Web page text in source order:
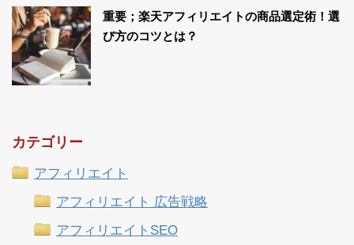
重要；楽天アフィリエイトの商品選定術！選
び方のコツとは？
カテゴリー
アフィリエイト
アフィリエイト 広告戦略
アフィリエイトSEO